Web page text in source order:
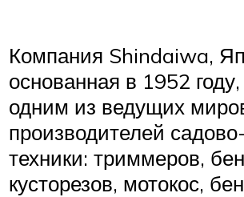
Компания Shindaiwa,
основанная в 1952
одним из ведущих
производителей
техники: триммеров,
кусторезов, мотокос,